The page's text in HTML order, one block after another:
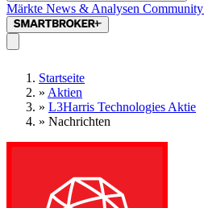
Märkte News & Analysen Community
Startseite
» Aktien
» L3Harris Technologies Aktie
» Nachrichten